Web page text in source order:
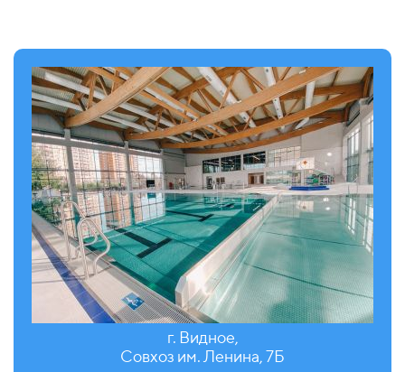
г. Видное,
Совхоз им. Ленина, 7Б